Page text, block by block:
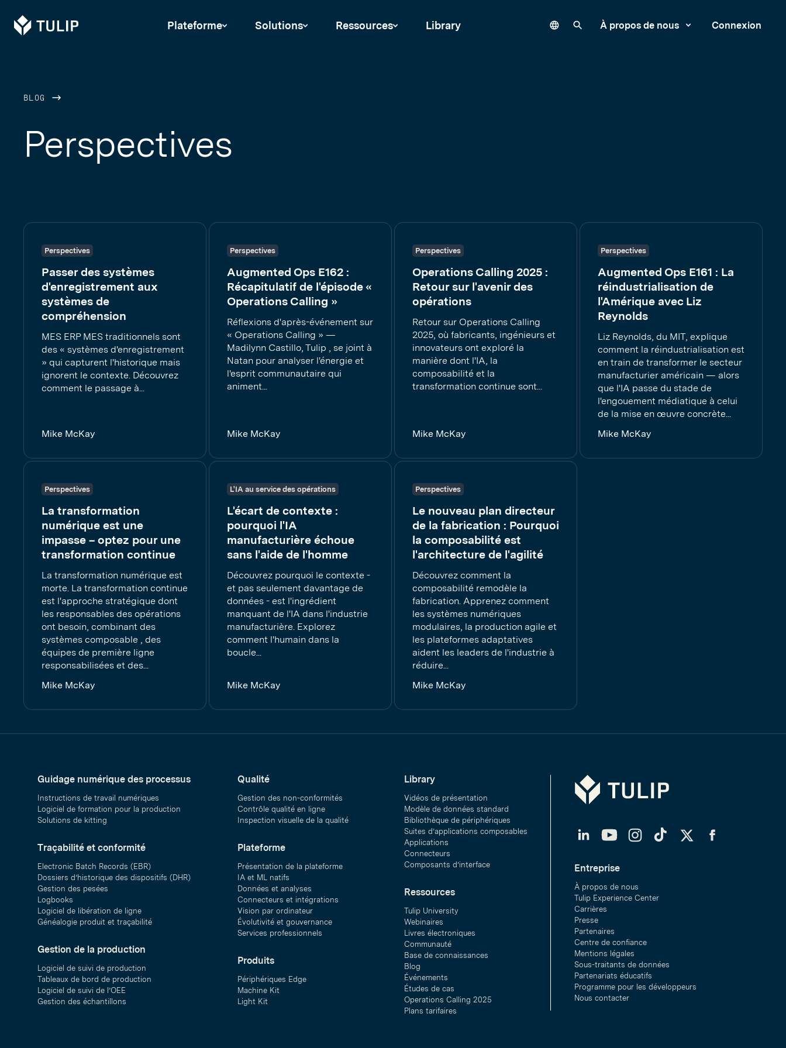
Tulip Plateforme Solutions Ressources Library LanguageRechercher sur notre site
À propos de nous Connexion
BLOG
Perspectives
Perspectives
Passer des systèmes
d'enregistrement aux
systèmes de
compréhension
MES ERP MES traditionnels sont
des « systèmes d'enregistrement
» qui capturent l'historique mais
ignorent le contexte. Découvrez
comment le passage à...
Mike McKay
Perspectives
Augmented Ops E162 :
Récapitulatif de l'épisode «
Operations Calling »
Réflexions d'après-événement sur
« Operations Calling » —
Madilynn Castillo, Tulip , se joint à
Natan pour analyser l'énergie et
l'esprit communautaire qui
animent...
Mike McKay
Perspectives
Operations Calling 2025 :
Retour sur l'avenir des
opérations
Retour sur Operations Calling
2025, où fabricants, ingénieurs et
innovateurs ont exploré la
manière dont l'IA, la
composabilité et la
transformation continue sont...
Mike McKay
Perspectives
Augmented Ops E161 : La
réindustrialisation de
l'Amérique avec Liz
Reynolds
Liz Reynolds, du MIT, explique
comment la réindustrialisation est
en train de transformer le secteur
manufacturier américain — alors
que l'IA passe du stade de
l'engouement médiatique à celui
de la mise en œuvre concrète...
Mike McKay
Perspectives
La transformation
numérique est une
impasse – optez pour une
transformation continue
La transformation numérique est
morte. La transformation continue
est l'approche stratégique dont
les responsables des opérations
ont besoin, combinant des
systèmes composable , des
équipes de première ligne
responsabilisées et des...
Mike McKay
L'IA au service des opérations
L'écart de contexte :
pourquoi l'IA
manufacturière échoue
sans l'aide de l'homme
Découvrez pourquoi le contexte -
et pas seulement davantage de
données - est l'ingrédient
manquant de l'IA dans l'industrie
manufacturière. Explorez
comment l'humain dans la
boucle...
Mike McKay
Perspectives
Le nouveau plan directeur
de la fabrication : Pourquoi
la composabilité est
l'architecture de l'agilité
Découvrez comment la
composabilité remodèle la
fabrication. Apprenez comment
les systèmes numériques
modulaires, la production agile et
les plateformes adaptatives
aident les leaders de l'industrie à
réduire...
Mike McKay
Guidage numérique des processus
Instructions de travail numériques
Logiciel de formation pour la production
Solutions de kitting
Traçabilité et conformité
Electronic Batch Records (EBR)
Dossiers d’historique des dispositifs (DHR)
Gestion des pesées
Logbooks
Logiciel de libération de ligne
Généalogie produit et traçabilité
Gestion de la production
Logiciel de suivi de production
Tableaux de bord de production
Logiciel de suivi de l’OEE
Gestion des échantillons
Qualité
Gestion des non-conformités
Contrôle qualité en ligne
Inspection visuelle de la qualité
Plateforme
Présentation de la plateforme
IA et ML natifs
Données et analyses
Connecteurs et intégrations
Vision par ordinateur
Évolutivité et gouvernance
Services professionnels
Produits
Périphériques Edge
Machine Kit
Light Kit
Library
Vidéos de présentation
Modèle de données standard
Bibliothèque de périphériques
Suites d’applications composables
Applications
Connecteurs
Composants d’interface
Ressources
Tulip University
Webinaires
Livres électroniques
Communauté
Base de connaissances
Blog
Événements
Études de cas
Operations Calling 2025
Plans tarifaires
Tulip
LinkedInYouTubeInstagramTikTokTwitterFacebook
Entreprise
À propos de nous
Tulip Experience Center
Carrières
Presse
Partenaires
Centre de confiance
Mentions légales
Sous-traitants de données
Partenariats éducatifs
Programme pour les développeurs
Nous contacter